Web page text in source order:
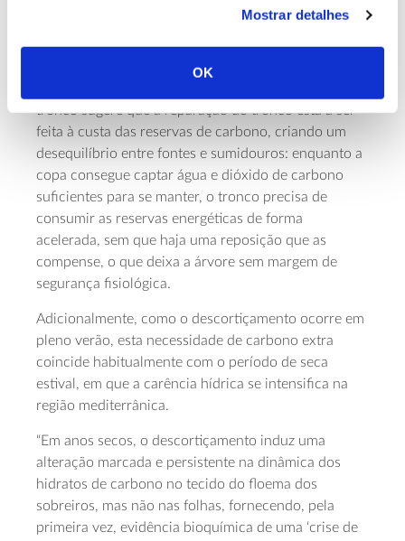
Mostrar detalhes
OK
prolongada de hidratos de carbono não estruturais –
sacarose e amido – no tronco (floema), mas níveis
estáveis nas folhas, que mantêm também os seus
tronco sugere que a reparação do tronco está a ser
feita à custa das reservas de carbono, criando um
desequilíbrio entre fontes e sumidouros: enquanto a
copa consegue captar água e dióxido de carbono
suficientes para se manter, o tronco precisa de
consumir as reservas energéticas de forma
acelerada, sem que haja uma reposição que as
compense, o que deixa a árvore sem margem de
segurança fisiológica.
Adicionalmente, como o descortiçamento ocorre em
pleno verão, esta necessidade de carbono extra
coincide habitualmente com o período de seca
estival, em que a carência hídrica se intensifica na
região mediterrânica.
“Em anos secos, o descortiçamento induz uma
alteração marcada e persistente na dinâmica dos
hidratos de carbono no tecido do floema dos
sobreiros, mas não nas folhas, fornecendo, pela
primeira vez, evidência bioquímica de uma ‘crise de